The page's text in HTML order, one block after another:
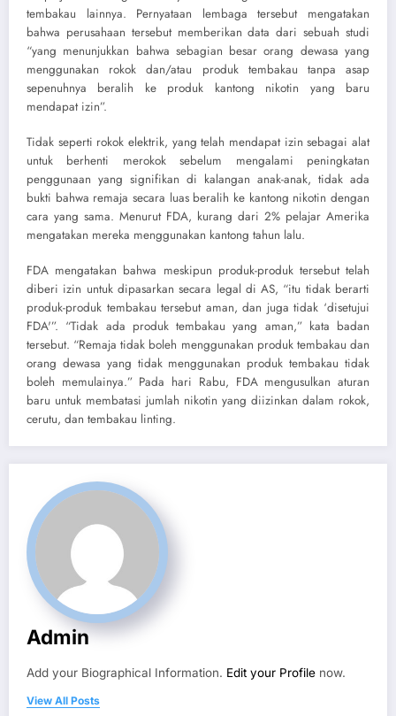
tembakau lainnya. Pernyataan lembaga tersebut mengatakan
bahwa perusahaan tersebut memberikan data dari sebuah studi
“yang menunjukkan bahwa sebagian besar orang dewasa yang
menggunakan rokok dan/atau produk tembakau tanpa asap
sepenuhnya beralih ke produk kantong nikotin yang baru
mendapat izin”.
Tidak seperti rokok elektrik, yang telah mendapat izin sebagai alat
untuk berhenti merokok sebelum mengalami peningkatan
penggunaan yang signifikan di kalangan anak-anak, tidak ada
bukti bahwa remaja secara luas beralih ke kantong nikotin dengan
cara yang sama. Menurut FDA, kurang dari 2% pelajar Amerika
mengatakan mereka menggunakan kantong tahun lalu.
FDA mengatakan bahwa meskipun produk-produk tersebut telah
diberi izin untuk dipasarkan secara legal di AS, “itu tidak berarti
produk-produk tembakau tersebut aman, dan juga tidak ‘disetujui
FDA'”. “Tidak ada produk tembakau yang aman,” kata badan
tersebut. “Remaja tidak boleh menggunakan produk tembakau dan
orang dewasa yang tidak menggunakan produk tembakau tidak
boleh memulainya.” Pada hari Rabu, FDA mengusulkan aturan
baru untuk membatasi jumlah nikotin yang diizinkan dalam rokok,
cerutu, dan tembakau linting.
Admin
Add your Biographical Information. Edit your Profile now.
View All Posts